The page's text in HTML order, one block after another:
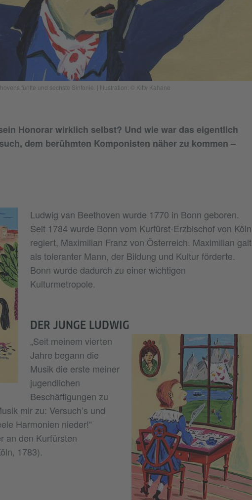
fünfte und sechste Sinfonie. | Illustration: © Kitty Kahane
Honorar wirklich selbst? Und wie war das eigentlich
dem berühmten Komponisten näher zu kommen –
Ludwig van Beethoven wurde 1770 in Bonn geboren.
Seit 1784 wurde Bonn vom Kurfürst-Erzbischof von Köln
regiert, Maximilian Franz von Österreich. Maximilian galt
als toleranter Mann, der Bildung und Kultur förderte.
Bonn wurde dadurch zu einer wichtigen
Kulturmetropole.
DER JUNGE LUDWIG
„Seit meinem vierten
Jahre begann die
Musik die erste meiner
jugendlichen
Beschäftigungen zu
mir zu: Versuch’s und
Harmonien nieder!“
an den Kurfürsten
1783).